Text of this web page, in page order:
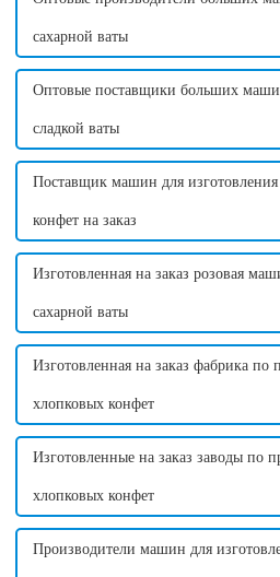
сахарной ваты
Оптовые поставщики больших
сладкой ваты
Поставщик машин для
конфет на заказ
Изготовленная на заказ розовая
сахарной ваты
Изготовленная на заказ фабрика по
хлопковых конфет
Изготовленные на заказ заводы по
хлопковых конфет
Производители машин для